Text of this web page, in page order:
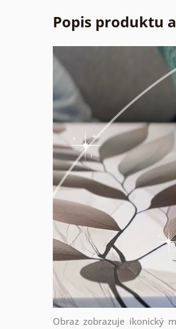
Popis produktu
Obraz zobrazuje ikonický